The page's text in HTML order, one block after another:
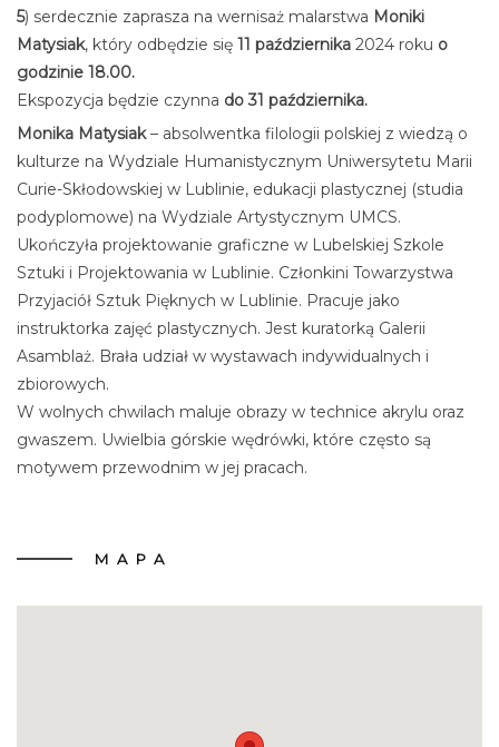
5) serdecznie zaprasza na wernisaż malarstwa Moniki
Matysiak, który odbędzie się 11 października 2024 roku o
godzinie 18.00.
Ekspozycja będzie czynna do 31 października.
Monika Matysiak– absolwentka filologii polskiej z wiedzą o
kulturze na Wydziale Humanistycznym Uniwersytetu Marii
Curie-Skłodowskiej w Lublinie, edukacji plastycznej (studia
podyplomowe) na Wydziale Artystycznym UMCS.
Ukończyła projektowanie graficzne w Lubelskiej Szkole
Sztuki i Projektowania w Lublinie. Członkini Towarzystwa
Przyjaciół Sztuk Pięknych w Lublinie. Pracuje jako
instruktorka zajęć plastycznych. Jest kuratorką Galerii
Asamblaż. Brała udział w wystawach indywidualnych i
zbiorowych.
W wolnych chwilach maluje obrazy w technice akrylu oraz
gwaszem. Uwielbia górskie wędrówki, które często są
motywem przewodnim w jej pracach.
MAPA